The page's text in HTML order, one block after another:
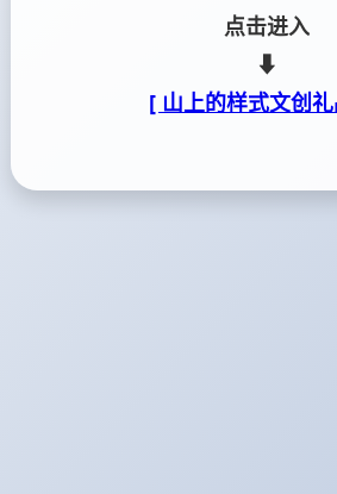
点击进入
⬇
[ 山上的样式文创